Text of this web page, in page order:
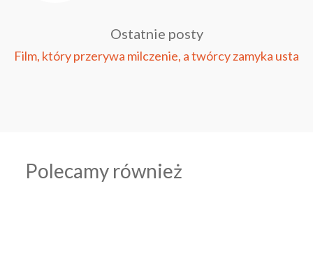
Ostatnie posty
Film, który przerywa milczenie, a twórcy zamyka usta
Polecamy również